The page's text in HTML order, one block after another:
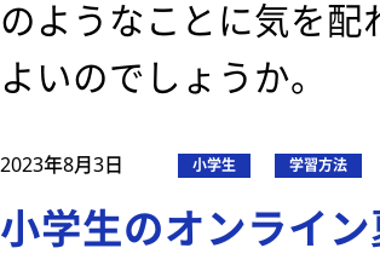
のようなことに気を配
よいのでしょうか。
2023年8月3日 小学生 学習方法
小学生のオンライ